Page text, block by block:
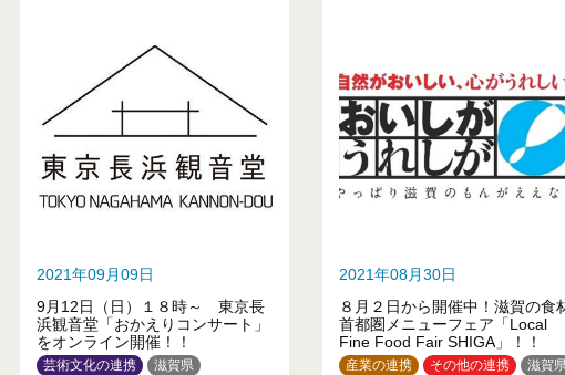
2021年09月09日
9月12日（日）１８時～ 東京長
浜観音堂「おかえりコンサート」
をオンライン開催！！
芸術文化の連携 滋賀県
2021年08月30日
８月２日から開催中！滋賀の食
首都圏メニューフェア「Local
Fine Food Fair SHIGA」！！
産業の連携 その他の連携 滋賀